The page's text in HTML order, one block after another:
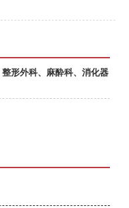
形外科、麻酔科、消化器